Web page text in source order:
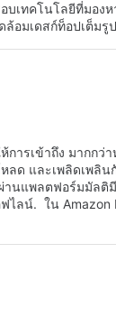
ทคโนโลยีที่มองห
ล้อมเดสก์ท็อปเต็มรู
ารเข้าถึง มากกว่
ด และเพลิดเพลิน
านแพลตฟอร์มมัล
ไลน์. ใน